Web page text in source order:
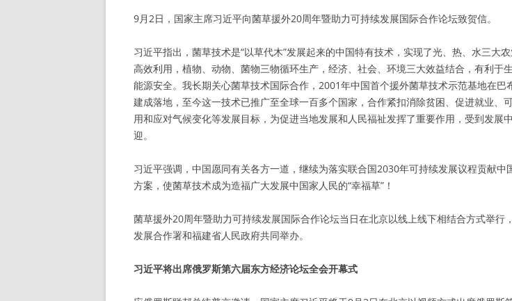
9月2日，国家主席习近平向菌草援外20周年暨助力可持续发展国际合作论坛致贺信。
习近平指出，菌草技术是“以草代木”发展起来的中国特有技术，实现了光、热、水三大
高效利用，植物、动物、菌物三物循环生产，经济、社会、环境三大效益结合，有利于生
能源安全。我长期关心菌草技术国际合作，2001年中国首个援外菌草技术示范基地在巴
建成落地，至今这一技术已推广至全球一百多个国家，合作紧扣消除贫困、促进就业、
用和应对气候变化等发展目标，为促进当地发展和人民福祉发挥了重要作用，受到发展
迎。
习近平强调，中国愿同有关各方一道，继续为落实联合国2030年可持续发展议程贡献中
方案，使菌草技术成为造福广大发展中国家人民的“幸福草”！
菌草援外20周年暨助力可持续发展国际合作论坛当日在北京以线上线下相结合方式举行
发展合作署和福建省人民政府共同举办。
习近平将出席俄罗斯第六届东方经济论坛全会开幕式